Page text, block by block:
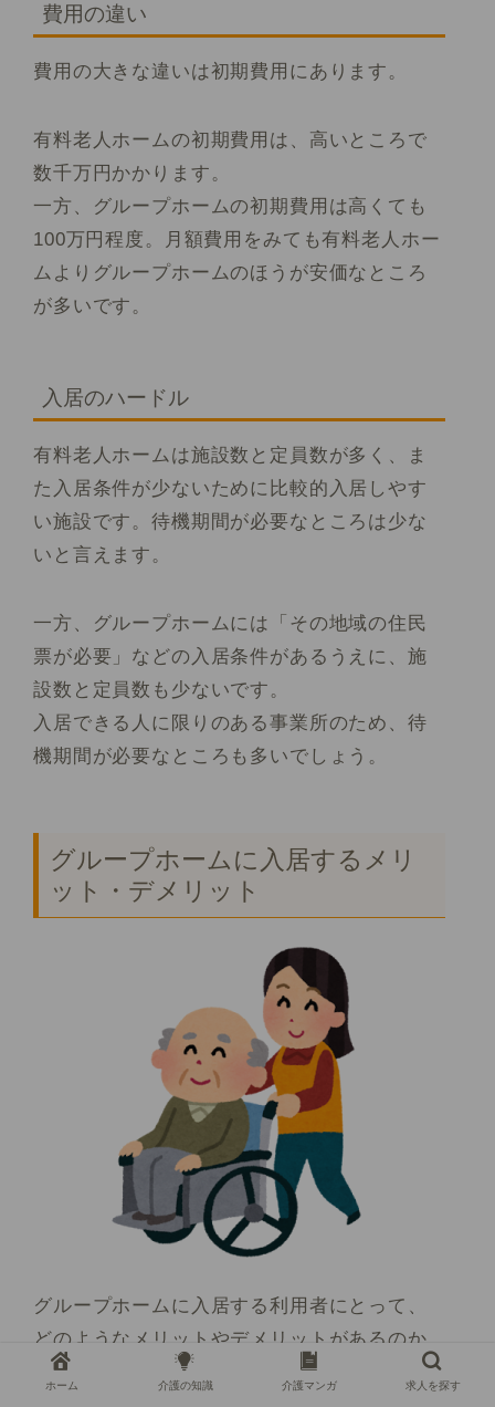
費用の違い
費用の大きな違いは初期費用にあります。
有料老人ホームの初期費用は、高いところで
数千万円かかります。
一方、グループホームの初期費用は高くても
100万円程度。月額費用をみても有料老人ホー
ムよりグループホームのほうが安価なところ
が多いです。
入居のハードル
有料老人ホームは施設数と定員数が多く、ま
た入居条件が少ないために比較的入居しやす
い施設です。待機期間が必要なところは少な
いと言えます。
一方、グループホームには「その地域の住民
票が必要」などの入居条件があるうえに、施
設数と定員数も少ないです。
入居できる人に限りのある事業所のため、待
機期間が必要なところも多いでしょう。
グループホームに入居するメリ
ット・デメリット
グループホームに入居する利用者にとって、
どのようなメリットやデメリットがあるのか
見ていきましょう。
ホーム 介護の知識 介護マンガ 求人を探す